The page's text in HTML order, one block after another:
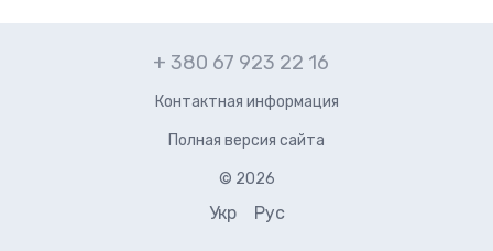
+ 380 67 923 22 16
Контактная информация
Полная версия сайта
© 2026
Укр Рус